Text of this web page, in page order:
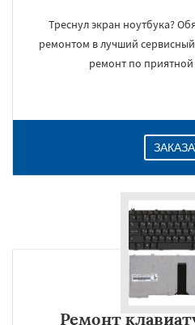
Треснул экран ноутбука?
ремонтом в лучший
ремонт по
Ремонт